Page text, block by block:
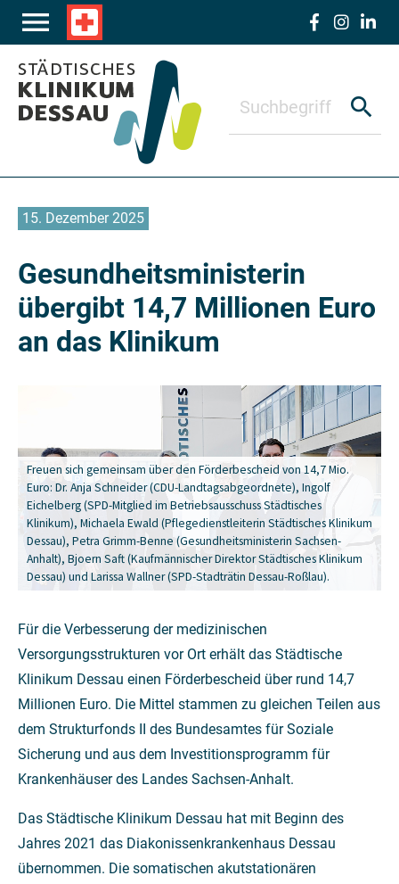
Zum Hauptinhalt springen
menu local_hospital
search
15. Dezember 2025
Gesundheitsministerin
übergibt 14,7 Millionen Euro
an das Klinikum
Freuen sich gemeinsam über den Förderbescheid von 14,7 Mio.
Euro: Dr. Anja Schneider (CDU-Landtagsabgeordnete), Ingolf
Eichelberg (SPD-Mitglied im Betriebsausschuss Städtisches
Klinikum), Michaela Ewald (Pflegedienstleiterin Städtisches Klinikum
Dessau), Petra Grimm-Benne (Gesundheitsministerin Sachsen-
Anhalt), Bjoern Saft (Kaufmännischer Direktor Städtisches Klinikum
Dessau) und Larissa Wallner (SPD-Stadträtin Dessau-Roßlau).
Für die Verbesserung der medizinischen
Versorgungsstrukturen vor Ort erhält das Städtische
Klinikum Dessau einen Förderbescheid über rund 14,7
Millionen Euro. Die Mittel stammen zu gleichen Teilen aus
dem Strukturfonds II des Bundesamtes für Soziale
Sicherung und aus dem Investitionsprogramm für
Krankenhäuser des Landes Sachsen-Anhalt.
Das Städtische Klinikum Dessau hat mit Beginn des
Jahres 2021 das Diakonissenkrankenhaus Dessau
übernommen. Die somatischen akutstationären